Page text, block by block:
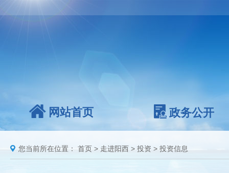
网站首页 政务公开
您当前所在位置： 首页 > 走进阳西 > 投资 > 投资信息